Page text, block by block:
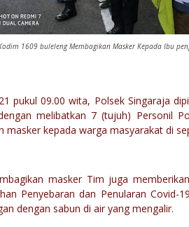
1609 buleleng Membagikan Masker Kepada Ibu
pukul 09.00 wita, Polsek Singaraja
melibatkan 7 (tujuh) Personil
masker kepada warga masyarakat di
masker Tim juga
Penyebaran dan Penularan Covid-
dengan sabun di air yang mengalir.